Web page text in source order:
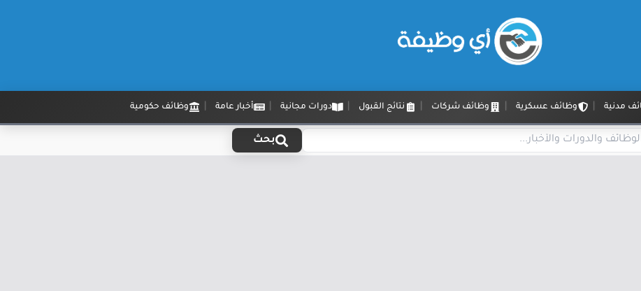
مدنية وظائف عسكرية وظائف شركات نتائج القبول دورات مجانية أخبار عامة وظائف حكومية
بحث